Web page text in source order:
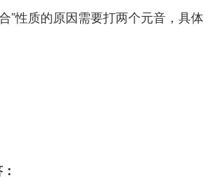
”性质的原因需要打两个元音，具体